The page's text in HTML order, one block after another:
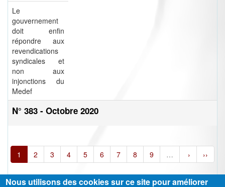
Le
gouvernement
doit enfin
répondre aux
revendications
syndicales et
non aux
injonctions du
Medef
N° 383 - Octobre 2020
1 2 3 4 5 6 7 8 9 … › ››
Nous utilisons des cookies sur ce site pour améliorer